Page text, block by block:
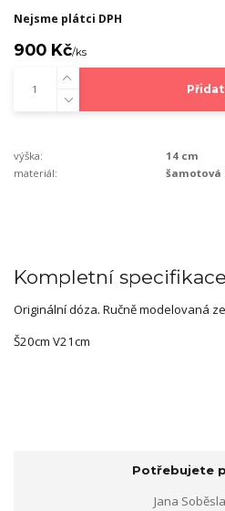
Nejsme plátci DPH
900 Kč/ks
výška:
14 cm
materiál:
šamotová
Kompletní specifikace
Originální dóza. Ručně modelovaná
Š20cm V21cm
Potřebujete
Jana